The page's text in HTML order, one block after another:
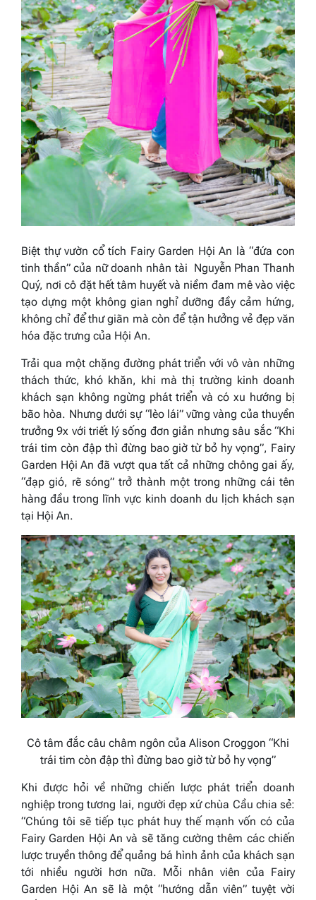
Biệt thự vườn cổ tích Fairy Garden Hội An là “đứa con
tinh thần” của nữ doanh nhân tài Nguyễn Phan Thanh
Quý, nơi cô đặt hết tâm huyết và niềm đam mê vào việc
tạo dựng một không gian nghỉ dưỡng đầy cảm hứng,
không chỉ để thư giãn mà còn để tận hưởng vẻ đẹp văn
hóa đặc trưng của Hội An.
Trải qua một chặng đường phát triển với vô vàn những
thách thức, khó khăn, khi mà thị trường kinh doanh
khách sạn không ngừng phát triển và có xu hướng bị
bão hòa. Nhưng dưới sự “lèo lái” vững vàng của thuyền
trưởng 9x với triết lý sống đơn giản nhưng sâu sắc “Khi
trái tim còn đập thì đừng bao giờ từ bỏ hy vọng”, Fairy
Garden Hội An đã vượt qua tất cả những chông gai ấy,
“đạp gió, rẽ sóng” trở thành một trong những cái tên
hàng đầu trong lĩnh vực kinh doanh du lịch khách sạn
tại Hội An.
Cô tâm đắc câu châm ngôn của Alison Croggon “Khi
trái tim còn đập thì đừng bao giờ từ bỏ hy vọng”
Khi được hỏi về những chiến lược phát triển doanh
nghiệp trong tương lai, người đẹp xứ chùa Cầu chia sẻ:
“Chúng tôi sẽ tiếp tục phát huy thế mạnh vốn có của
Fairy Garden Hội An và sẽ tăng cường thêm các chiến
lược truyền thông để quảng bá hình ảnh của khách sạn
tới nhiều người hơn nữa. Mỗi nhân viên của Fairy
Garden Hội An sẽ là một “hướng dẫn viên” tuyệt vời